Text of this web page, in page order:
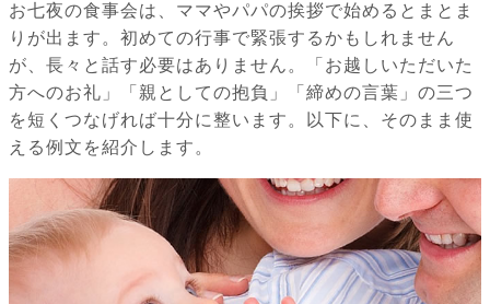
お七夜の食事会は、ママやパパの挨拶で始めるとまとま
りが出ます。初めての行事で緊張するかもしれません
が、長々と話す必要はありません。「お越しいただいた
方へのお礼」「親としての抱負」「締めの言葉」の三つ
を短くつなげれば十分に整います。以下に、そのまま使
える例文を紹介します。